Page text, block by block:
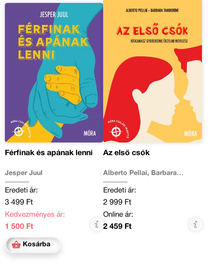
Férfinak és apának lenni
Jesper Juul
Eredeti ár:
3 499 Ft
Kedvezményes ár:
1 500 Ft
Kosárba
Az első csók
Alberto Pellai, Barbara
Eredeti ár:
2 999 Ft
Online ár:
2 459 Ft